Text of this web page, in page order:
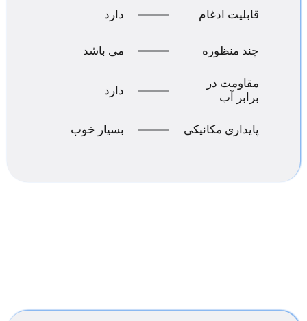
قابلیت ادغام دارد
چند منظوره می باشد
مقاومت در
برابر آب
دارد
پایداری مکانیکی بسیار خوب